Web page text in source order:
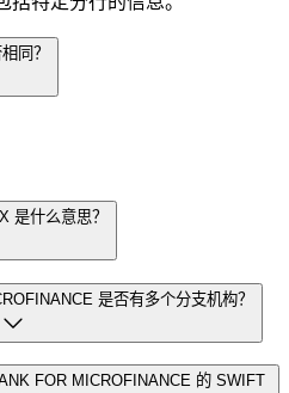
同？
是什么意思？
是否有多个分支机构？
FOR MICROFINANCE 的 SWIFT